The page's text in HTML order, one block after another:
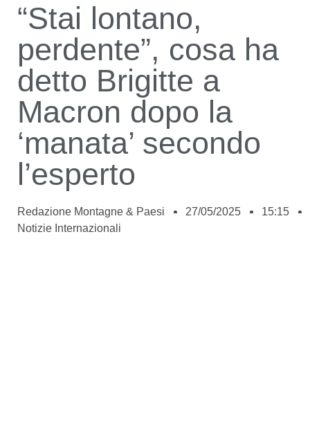
“Stai lontano,
perdente”, cosa ha
detto Brigitte a
Macron dopo la
‘manata’ secondo
l’esperto
Redazione Montagne & Paesi 27/05/2025
15:15
Notizie Internazionali